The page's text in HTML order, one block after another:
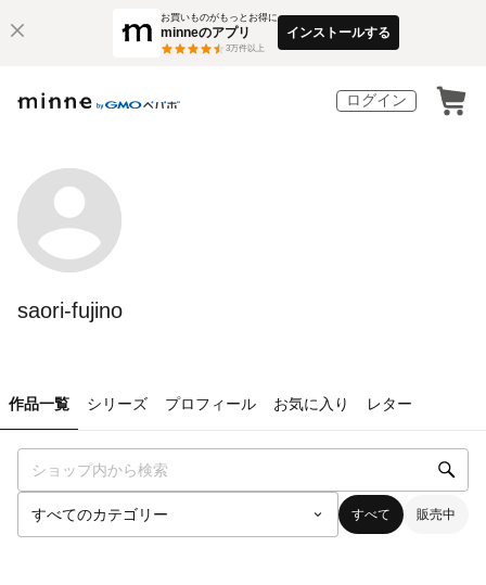
お買いものがもっとお得に
minneのアプリ
3万件以上
インストールする
ログイン
saori-fujino
作品一覧 シリーズ プロフィール お気に入り レター
すべて 販売中